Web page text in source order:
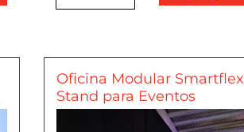
Oficina Modular Smartflex
Stand para Eventos